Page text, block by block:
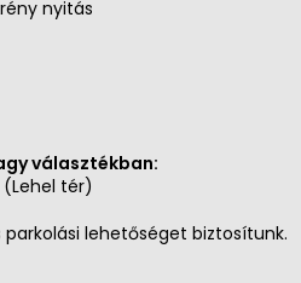
nyitás
választékban:
(Lehel tér)
lehetőséget biztosítunk.